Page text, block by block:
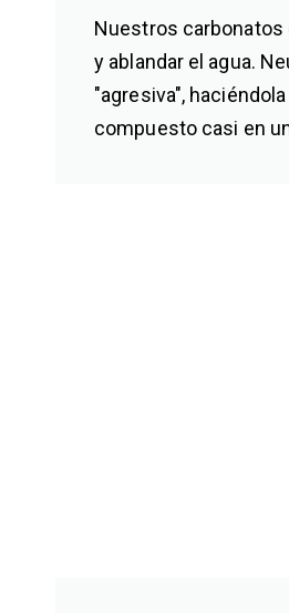
Nuestros carbonatos
y ablandar el agua.
"agresiva",
compuesto casi en